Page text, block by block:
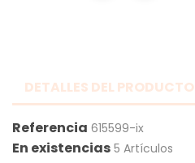
DETALLES DEL PRODUCTO
Referencia 615599-ix
En existencias 5 Artículos